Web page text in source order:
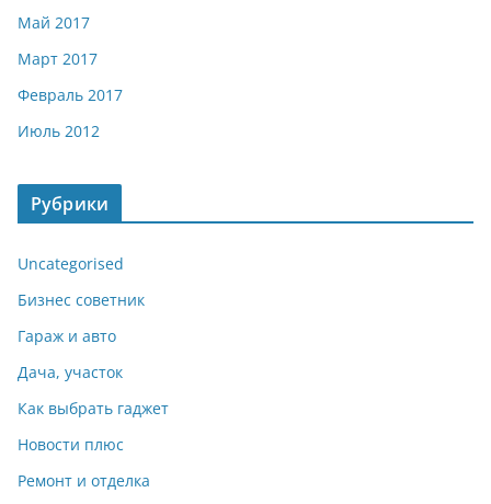
Май 2017
Март 2017
Февраль 2017
Июль 2012
Рубрики
Uncategorised
Бизнес советник
Гараж и авто
Дача, участок
Как выбрать гаджет
Новости плюс
Ремонт и отделка